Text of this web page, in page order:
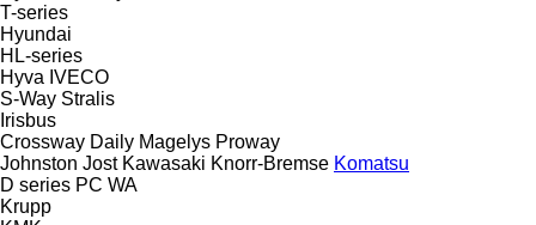
T-series
Hyundai
HL-series
Hyva IVECO
S-Way Stralis
Irisbus
Crossway Daily Magelys Proway
Johnston Jost Kawasaki Knorr-Bremse Komatsu
D series PC WA
Krupp